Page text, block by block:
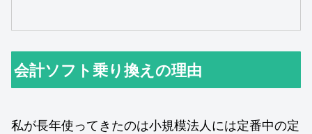
会計ソフト乗り換えの理由
私が長年使ってきたのは小規模法人には定番中の定